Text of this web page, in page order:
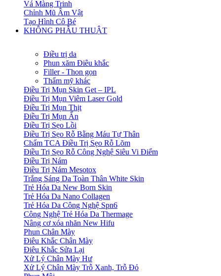
Vá Màng Trinh
Chỉnh Mũ Âm Vật
Tạo Hình Cô Bé
KHÔNG PHẪU THUẬT
Điều trị da
Phun xăm Điêu khắc
Filler - Thon gọn
Thẩm mỹ khác
Điều Trị Mụn Skin Get – IPL
Điều Trị Mụn Viêm Laser Gold
Điều Trị Mụn Thịt
Điều Trị Mụn Ẩn
Điều Trị Sẹo Lồi
Điều Trị Sẹo Rỗ Bằng Máu Tự Thân
Chấm TCA Điều Trị Sẹo Rỗ Lõm
Điều Trị Sẹo Rỗ Công Nghệ Siêu Vi Điểm
Điều Trị Nám
Điều Trị Nám Mesotox
Trắng Sáng Da Toàn Thân White Skin
Trẻ Hóa Da New Born Skin
Trẻ Hóa Da Nano Collagen
Trẻ Hóa Da Công Nghệ Spn6
Công Nghệ Trẻ Hóa Da Thermage
Nâng cơ xóa nhăn New Hifu
Phun Chân Mày
Điêu Khắc Chân Mày
Điêu Khắc Sửa Lại
Xử Lý Chân Mày Hư
Xử Lý Chân Mày Trỗ Xanh, Trỗ Đỏ